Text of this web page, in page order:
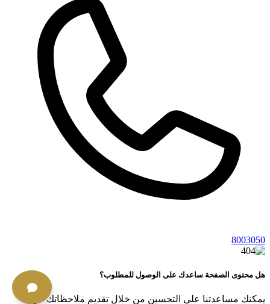
8003050
هل محتوى الصفحة ساعدك على الوصول للمطلوب؟
يمكنك مساعدتنا على التحسين من خلال تقديم ملاحظاتك حول